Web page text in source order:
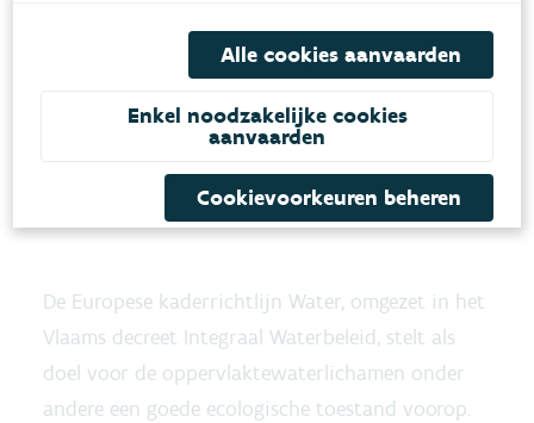
De Europese kaderrichtlijn Water, omgezet in het
Vlaams decreet Integraal Waterbeleid, stelt als
doel voor de oppervlaktewaterlichamen onder
andere een goede ecologische toestand voorop.
Alle cookies aanvaarden
Enkel noodzakelijke cookies
aanvaarden
Cookievoorkeuren beheren